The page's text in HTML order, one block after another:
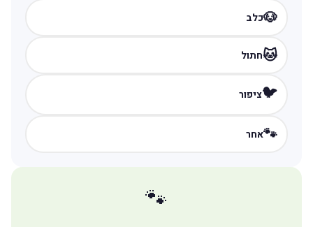
🐶כלב
🐱חתול
🐦ציפור
🐾אחר
🐾